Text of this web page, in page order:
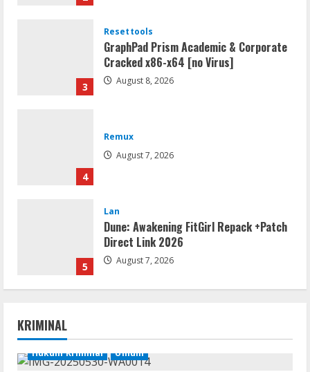
Remux
August 7, 2026
Lan
Dune: Awakening FitGirl Repack +Patch
Movies
Vertex Force 2026 BRRip UHD DDP5.1
𝐘𝐢𝐟𝐲 𝐌𝐨𝐯𝐢𝐞𝐬 Magnet
August 8, 2026
KRIMINAL
Hukum Kriminal Umum